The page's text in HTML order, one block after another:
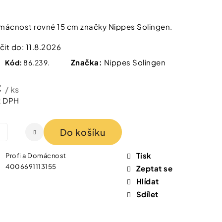
rovné 15 cm značky Nippes Solingen.
do: 11.8.2026
Kód: 86.239. Značka: Nippes Solingen
/ ks
Do košíku
Profi a Domácnost
4006691113155
Tisk
Zeptat se
Hlídat
Sdílet